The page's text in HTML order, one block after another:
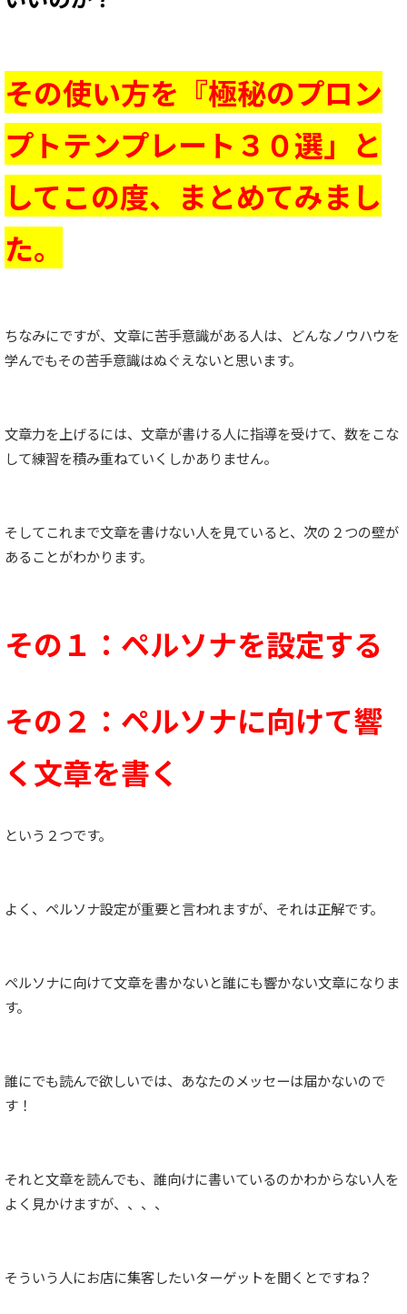
その使い方を『極秘のプロン
プトテンプレート３０選」と
してこの度、まとめてみまし
た。
ちなみにですが、文章に苦手意識がある人は、どんなノウハウを
学んでもその苦手意識はぬぐえないと思います。
文章力を上げるには、文章が書ける人に指導を受けて、数をこな
して練習を積み重ねていくしかありません。
そしてこれまで文章を書けない人を見ていると、次の２つの壁が
あることがわかります。
その１：ペルソナを設定する
その２：ペルソナに向けて響
く文章を書く
という２つです。
よく、ペルソナ設定が重要と言われますが、それは正解です。
ペルソナに向けて文章を書かないと誰にも響かない文章になりま
す。
誰にでも読んで欲しいでは、あなたのメッセーは届かないので
す！
それと文章を読んでも、誰向けに書いているのかわからない人を
よく見かけますが、、、、
そういう人にお店に集客したいターゲットを聞くとですね？